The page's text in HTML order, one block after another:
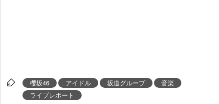
櫻坂46 アイドル 坂道グループ
音楽
ライブレポート